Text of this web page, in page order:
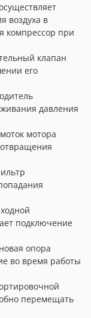
воздуха в
компрессор при
клапан
его
давления
мотора
подключение
опора
во время работы
перемещать